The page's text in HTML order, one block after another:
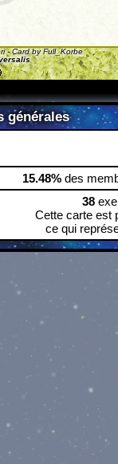
- Card by Full_Korbe
générales
15.48%des
38
Cette carte est
ce qui